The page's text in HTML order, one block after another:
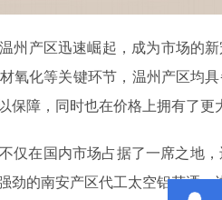
州产区迅速崛起，成为市场
材氧化等关键环节，温州产
障，同时也在价格上拥有了更大
国内市场占据了一席之地，还
的南安产区代工太空铝花洒，